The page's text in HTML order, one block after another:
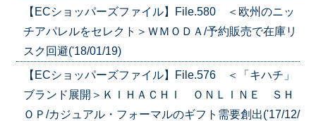
【ECショッパーズファイル】File.580 ＜欧州のニッ
チアパレルをセレクト＞ＷＭＯＤＡ/予約販売で在庫リ
スク回避('18/01/19)
【ECショッパーズファイル】File.576 ＜「キハチ」
ブランド展開＞ＫＩＨＡＣＨＩ ＯＮＬＩＮＥ ＳＨ
ＯＰ/カジュアル・フォーマルのギフト需要創出('17/12/